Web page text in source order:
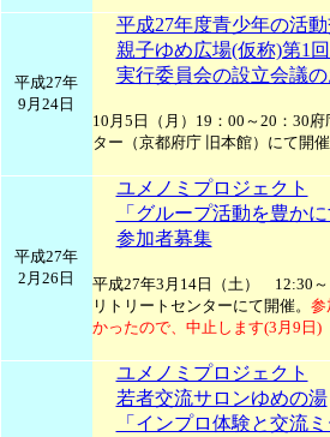
平成27年
9月24日
平成27年度青少年の活
親子ゆめ広場(仮称)第1
実行委員会の設立会議
10月5日（月）19：00～20：30
ター（京都府庁 旧本館）にて開
平成27年
2月26日
ユメノミプロジェクト
「グループ活動を豊か
参加者募集
平成27年3月14日（土） 12:30
リトリートセンターにて開催。 参
かったので、中止します(3月9日)
ユメノミプロジェクト
若者交流サロンゆめの湯
「インプロ体験と交流